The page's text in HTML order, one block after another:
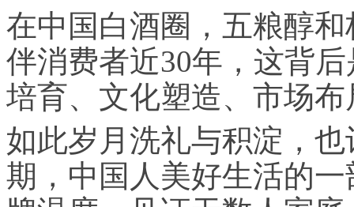
在中国白酒圈，五粮醇
伴消费者近30年，这背
培育、文化塑造、市场
如此岁月洗礼与积淀，
期，中国人美好生活的